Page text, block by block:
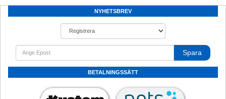
NYHETSBREV
Spara
BETALNINGSSÄTT